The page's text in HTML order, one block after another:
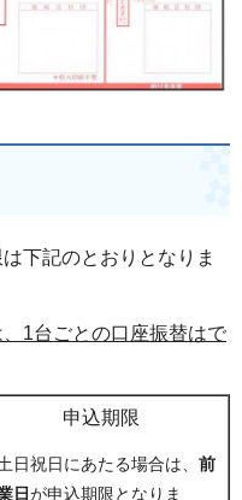
下記のとおりとなりま
1台ごとの口座振替はで
申込期限
土日祝日にあたる場合は、 前
日 が申込期限となりま